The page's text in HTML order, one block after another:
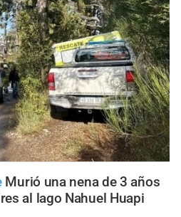
Murió una nena de 3 años
al lago Nahuel Huapi